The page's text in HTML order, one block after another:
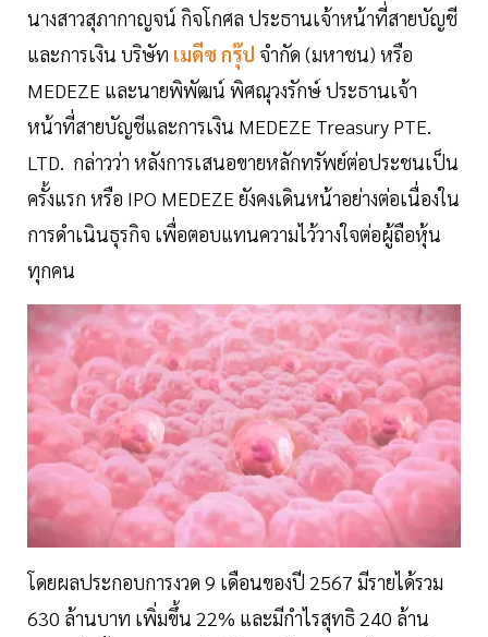
นางสาวสุภากาญจน์ กิจโกศล ประธานเจ้าหน้าที่สายบัญชี
และการเงิน บริษัท เมดีซ กรุ๊ป จำกัด (มหาชน) หรือ
MEDEZE และนายพิพัฒน์ พิศณุวงรักษ์ ประธานเจ้า
หน้าที่สายบัญชีและการเงิน MEDEZE Treasury PTE.
LTD. กล่าวว่า หลังการเสนอขายหลักทรัพย์ต่อประชนเป็น
ครั้งแรก หรือ IPO MEDEZE ยังคงเดินหน้าอย่างต่อเนื่องใน
การดำเนินธุรกิจ เพื่อตอบแทนความไว้วางใจต่อผู้ถือหุ้น
ทุกคน
โดยผลประกอบการงวด 9 เดือนของปี 2567 มีรายได้รวม
630 ล้านบาท เพิ่มขึ้น 22% และมีกำไรสุทธิ 240 ล้าน